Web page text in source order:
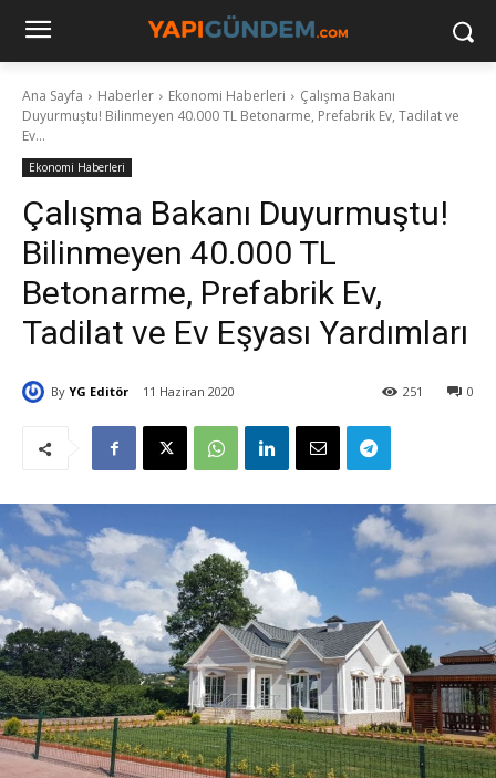
Ana Sayfa Haberler Ekonomi Haberleri
Çalışma Bakanı
Duyurmuştu! Bilinmeyen 40.000 TL Betonarme, Prefabrik Ev, Tadilat ve
Ev...
Ekonomi Haberleri
Çalışma Bakanı Duyurmuştu!
Bilinmeyen 40.000 TL
Betonarme, Prefabrik Ev,
Tadilat ve Ev Eşyası Yardımları
By YG Editör 11 Haziran 2020 0
251